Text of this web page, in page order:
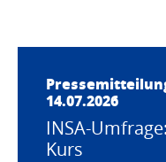
14.07.2026
INSA-
Kurs